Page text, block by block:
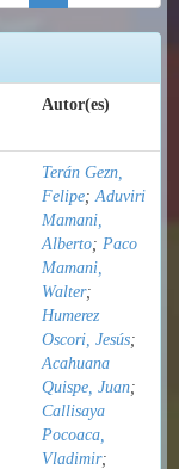
Autor(es)
Terán Gezn,
Felipe;Aduviri
Mamani,
Alberto; Paco
Mamani,
Walter;
Humerez
Oscori, Jesús;
Acahuana
Quispe, Juan;
Callisaya
Pocoaca,
Vladimir;